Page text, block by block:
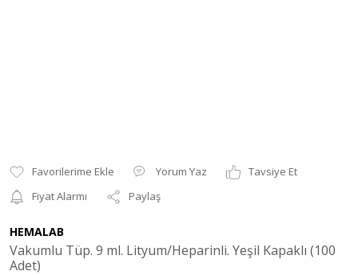
Yorum Yaz
Tavsiye Et
Fiyat Alarmı
Paylaş
HEMALAB
Vakumlu Tüp. 9 ml. Lityum/Heparinli. Yeşil Kapaklı (100
Adet)